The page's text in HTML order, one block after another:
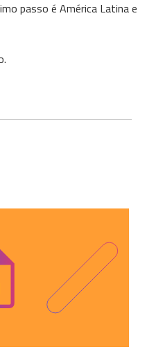
passo é América Latina e